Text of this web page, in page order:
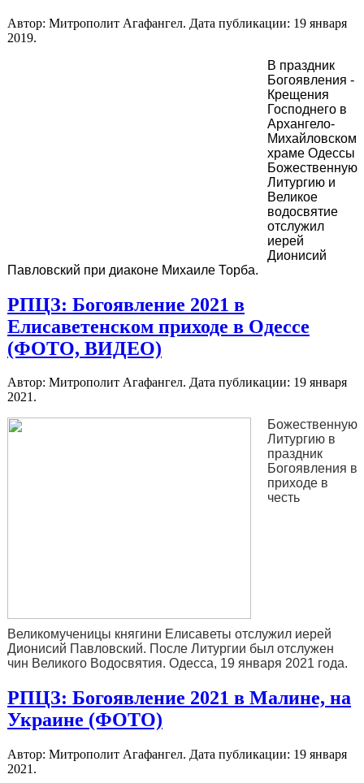
Автор: Митрополит Агафангел. Дата публикации: 19 января
2019.
В праздник
Богоявления -
Крещения
Господнего в
Архангело-
Михайловском
храме Одессы
Божественную
Литургию и
Великое
водосвятие
отслужил
иерей
Дионисий
Павловский при диаконе Михаиле Торба.
РПЦЗ: Богоявление 2021 в
Елисаветенском приходе в Одессе
(ФОТО, ВИДЕО)
Автор: Митрополит Агафангел. Дата публикации: 19 января
2021.
Божественную
Литургию в
праздник
Богоявления в
приходе в
честь
Великомученицы княгини Елисаветы отслужил иерей
Дионисий Павловский. После Литургии был отслужен
чин Великого Водосвятия. Одесса, 19 января 2021 года.
РПЦЗ: Богоявление 2021 в Малине, на
Украине (ФОТО)
Автор: Митрополит Агафангел. Дата публикации: 19 января
2021 .